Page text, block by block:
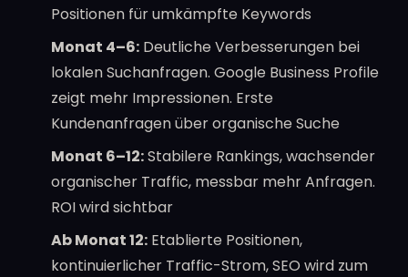
Positionen für umkämpfte Keywords
Monat 4–6: Deutliche Verbesserungen bei
lokalen Suchanfragen. Google Business Profile
zeigt mehr Impressionen. Erste
Kundenanfragen über organische Suche
Monat 6–12:Stabilere Rankings, wachsender
organischer Traffic, messbar mehr Anfragen.
ROI wird sichtbar
Ab Monat 12: Etablierte Positionen,
kontinuierlicher Traffic-Strom, SEO wird zum